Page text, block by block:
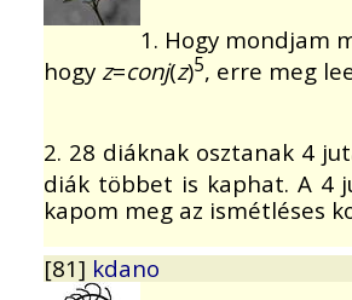
1. Hogy mondjam
hogy z=conj(z)5, erre meg
2. 28 diáknak osztanak 4
diák többet is kaphat. A 4
kapom meg az ismétléses
[81] kdano